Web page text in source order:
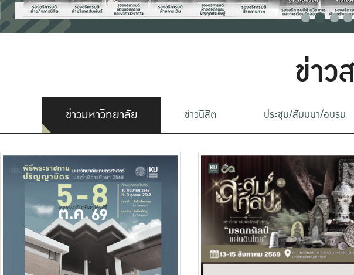
ข่าว
ข่าวมหาวิทยาลัย ข่าวนิสิต ประชุม/สัมมนา/อบรม